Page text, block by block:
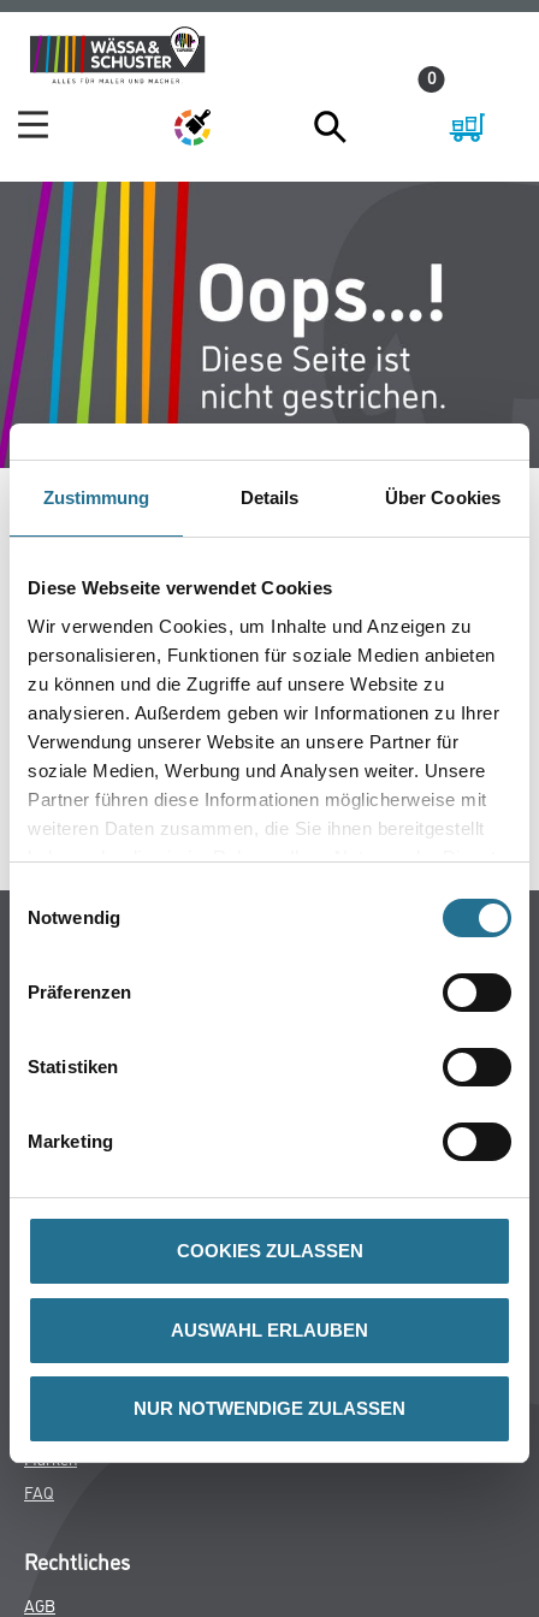
Zustimmung Details Über Cookies
Diese Webseite verwendet Cookies
Wir verwenden Cookies, um Inhalte und Anzeigen zu
personalisieren, Funktionen für soziale Medien anbieten
zu können und die Zugriffe auf unsere Website zu
analysieren. Außerdem geben wir Informationen zu Ihrer
Verwendung unserer Website an unsere Partner für
soziale Medien, Werbung und Analysen weiter. Unsere
Partner führen diese Informationen möglicherweise mit
weiteren Daten zusammen, die Sie ihnen bereitgestellt
haben oder die sie im Rahmen Ihrer Nutzung der Dienste
Einwilligungsauswahl
Notwendig
Präferenzen
Statistiken
Marketing
COOKIES ZULASSEN
AUSWAHL ERLAUBEN
NUR NOTWENDIGE ZULASSEN
Zum
Inhalt
Zum
Navigationsmenü
0
IST AUFGETRETEN
Keine Sorge, wir pinseln schon an der Lösung und
werden das Problem so schnell wie möglich beheben.
Erkunden Sie in der Zwischenzeit unseren Online-Shop
und lassen Sie sich inspirieren.
ZURÜCK ZUM ONLINE-SHOP
Online-Shop
Putze- und Spachtelmassen
Wand- & Deckenbeläge
CMS Gruppe
Aktuelles
Marken
FAQ
Rechtliches
AGB